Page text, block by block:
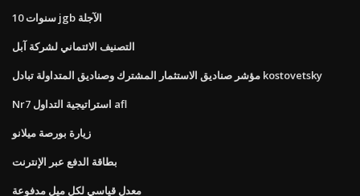
10 سنوات jgb الآجلة
التصنيف الائتماني لشركة آبل
مؤشر صناديق الاستثمار المشترك وصناديق المتداولة تبادل kostovetsky
Nr7 استراتيجية التداول afl
زيارة بورصة ميلانو
بطاقة الدفع عبر الإنترنت
معدل قياسي لكل ميل مدفوعة